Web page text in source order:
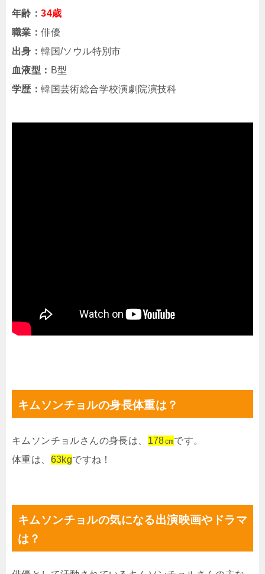
年齢：34歳
職業：俳優
出身：韓国/ソウル特別市
血液型： B型
学歴：韓国芸術総合学校演劇院演技科
キムソンチョルの身長体重は？
キムソンチョルさんの身長は、 178㎝です。
体重は、 63kgですね！
キムソンチョルの気になる出演映画やドラマ
は？